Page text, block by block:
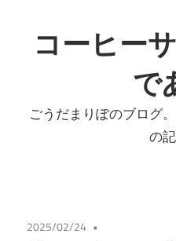
ン
テ
へ
コーヒー
で
ごうだまりぽのブログ
の記
2025/02/24